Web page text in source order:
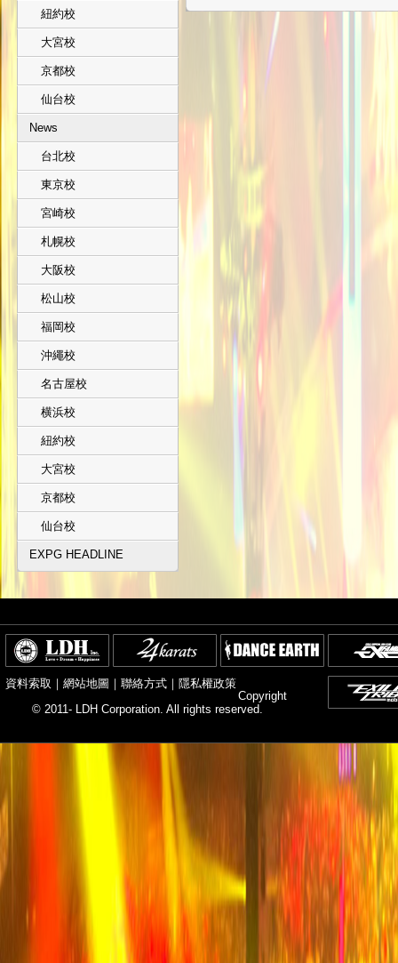
紐約校
大宮校
京都校
仙台校
News
台北校
東京校
宮崎校
札幌校
大阪校
松山校
福岡校
沖繩校
名古屋校
横浜校
紐約校
大宮校
京都校
仙台校
EXPG HEADLINE
資料索取 ｜ 網站地圖 ｜ 聯絡方式 ｜ 隱私權政策
Copyright
© 2011- LDH Corporation. All rights reserved.